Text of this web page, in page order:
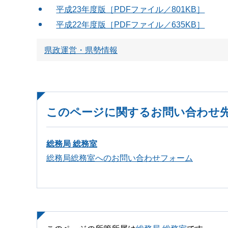
平成23年度版［PDFファイル／801KB］
平成22年度版［PDFファイル／635KB］
県政運営・県勢情報
このページに関するお問い合わせ
総務局 総務室
総務局総務室へのお問い合わせフォーム